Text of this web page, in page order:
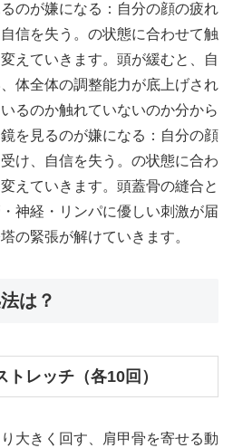
のが嫌になる：自分の顔の疲れ
信を失う。の状態に合わせて触
えていきます。頭が緩むと、自
体全体の調整能力が底上げされ
るのか触れていないのか分から
を見るのが嫌になる：自分の顔
け、自信を失う。の状態に合わ
えていきます。頭蓋骨の縫合と
神経・リンパに優しい刺激が届
の緊張が解けていきます。
は？
レッチ（各10回）
大きく回す、肩甲骨を寄せる動